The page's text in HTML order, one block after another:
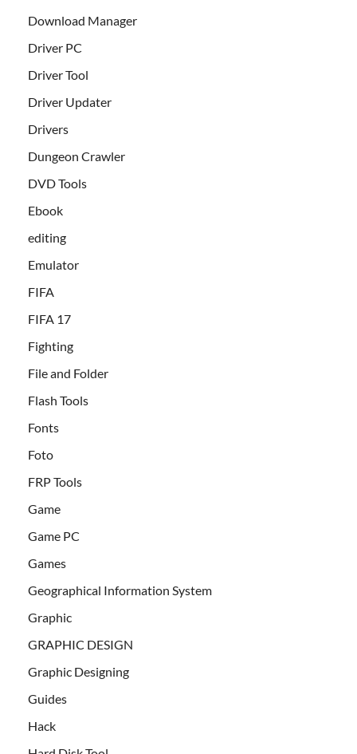
Download Manager
Driver PC
Driver Tool
Driver Updater
Drivers
Dungeon Crawler
DVD Tools
Ebook
editing
Emulator
FIFA
FIFA 17
Fighting
File and Folder
Flash Tools
Fonts
Foto
FRP Tools
Game
Game PC
Games
Geographical Information System
Graphic
GRAPHIC DESIGN
Graphic Designing
Guides
Hack